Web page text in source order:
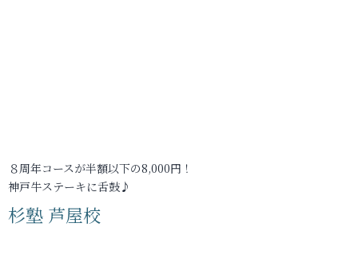
８周年コースが半額以下の8,000円！
神戸牛ステーキに舌鼓♪
杉塾 芦屋校